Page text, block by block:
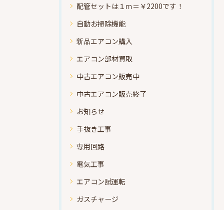
配管セットは１ｍ＝￥2200です！
自動お掃除機能
新品エアコン購入
エアコン部材買取
中古エアコン販売中
中古エアコン販売終了
お知らせ
手抜き工事
専用回路
電気工事
エアコン試運転
ガスチャージ